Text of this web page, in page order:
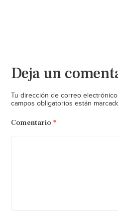
Deja un
Tu dirección de correo
campos obligatorios están
Comentario *